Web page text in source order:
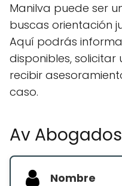
Manilva puede ser
buscas orientación
Aquí podrás
disponibles,
recibir
caso.
Av Abogados
Nombre